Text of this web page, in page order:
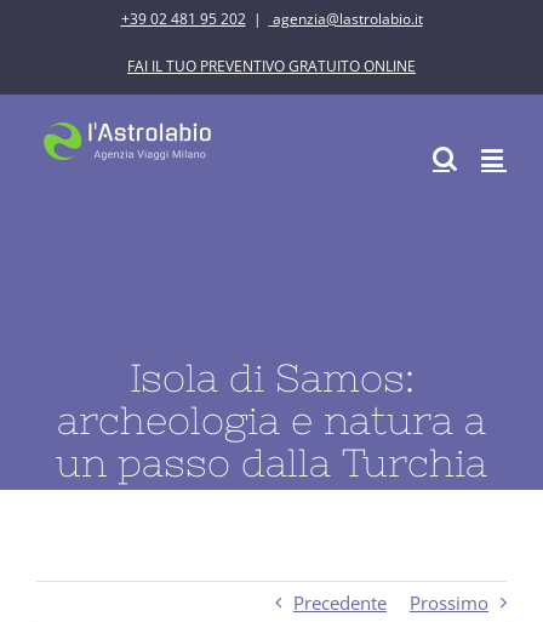
contenuto
+39 02 481 95 202 | agenzia@lastrolabio.it
FAI IL TUO PREVENTIVO GRATUITO ONLINE
Isola di Samos:
archeologia e natura a
un passo dalla Turchia
Precedente Prossimo